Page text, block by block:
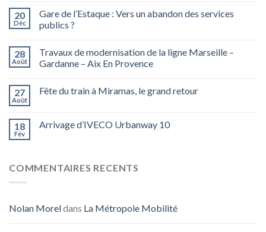
20
Déc
Gare de l’Estaque : Vers un abandon des services
publics ?
28
Août
Travaux de modernisation de la ligne Marseille –
Gardanne – Aix En Provence
27
Août
Fête du train à Miramas, le grand retour
18
Fév
Arrivage d’IVECO Urbanway 10
COMMENTAIRES RECENTS
Nolan Moreldans La Métropole Mobilité